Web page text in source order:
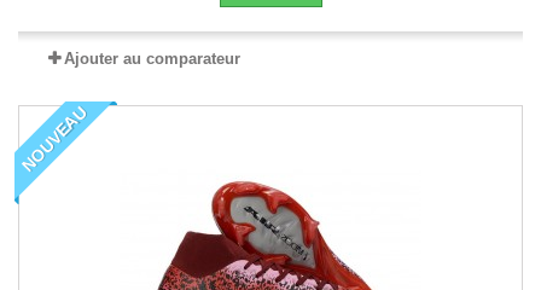
Ajouter au comparateur
NOUVEAU